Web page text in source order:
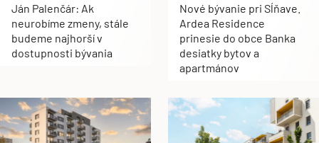
Ján Palenčár: Ak
neurobíme zmeny, stále
budeme najhorší v
dostupnosti bývania
Nové bývanie pri Sĺňave.
Ardea Residence
prinesie do obce Banka
desiatky bytov a
apartmánov